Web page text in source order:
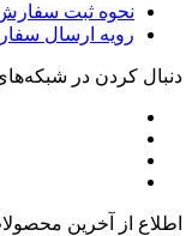
نحوه ثبت
رویه ارسال
دنبال کردن در
اطلاع از آخرین